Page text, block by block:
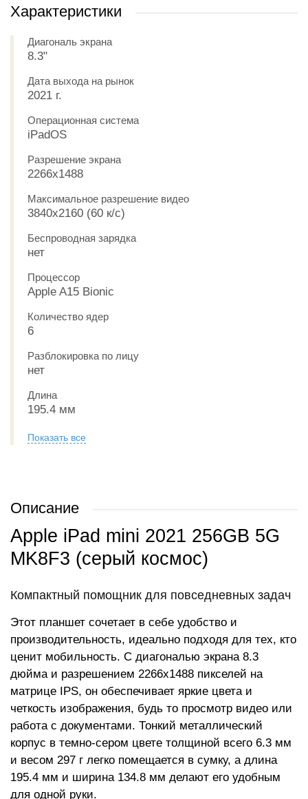
Характеристики
Диагональ экрана
8.3"
Дата выхода на рынок
2021 г.
Операционная система
iPadOS
Разрешение экрана
2266x1488
Максимальное разрешение видео
3840x2160 (60 к/с)
Беспроводная зарядка
нет
Процессор
Apple A15 Bionic
Количество ядер
6
Разблокировка по лицу
нет
Длина
195.4 мм
Показать все
Описание
Apple iPad mini 2021 256GB 5G
MK8F3 (серый космос)
Компактный помощник для повседневных задач
Этот планшет сочетает в себе удобство и
производительность, идеально подходя для тех, кто
ценит мобильность. С диагональю экрана 8.3
дюйма и разрешением 2266x1488 пикселей на
матрице IPS, он обеспечивает яркие цвета и
четкость изображения, будь то просмотр видео или
работа с документами. Тонкий металлический
корпус в темно-сером цвете толщиной всего 6.3 мм
и весом 297 г легко помещается в сумку, а длина
195.4 мм и ширина 134.8 мм делают его удобным
для одной руки.